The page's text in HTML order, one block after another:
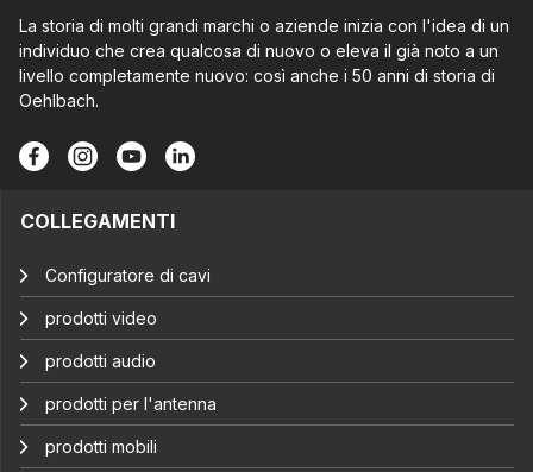
La storia di molti grandi marchi o aziende inizia con l'idea di un
individuo che crea qualcosa di nuovo o eleva il già noto a un
livello completamente nuovo: così anche i 50 anni di storia di
Oehlbach.
COLLEGAMENTI
Configuratore di cavi
prodotti video
prodotti audio
prodotti per l'antenna
prodotti mobili